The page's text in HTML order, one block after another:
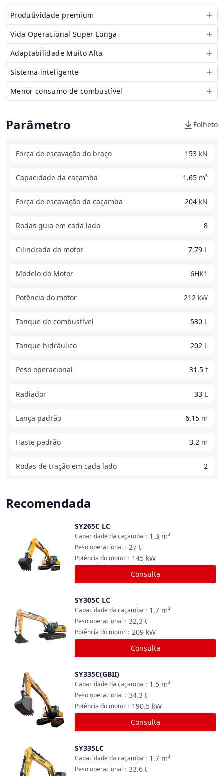
Produtividade premium
Vida Operacional Super Longa
Adaptabilidade Muito Alta
Sistema inteligente
Menor consumo de combustível
Parâmetro Folheto
Força de escavação do braço 153 kN
Capacidade da caçamba 1.65 m³
Força de escavação da caçamba 204 kN
Rodas guia em cada lado 8
Cilindrada do motor 7.79 L
Modelo do Motor 6HK1
Potência do motor 212 kW
Tanque de combustível 530 L
Tanque hidráulico 202 L
Peso operacional 31.5 t
Radiador 33 L
Lança padrão 6.15 m
Haste padrão 3.2 m
Rodas de tração em cada lado 2
Recomendada
SY265C LC
1,3 m³
Capacidade da caçamba ：
27 t
Peso operacional ：
145 kW
Potência do motor ：
Consulta
SY305C LC
1,7 m³
Capacidade da caçamba ：
32,3 t
Peso operacional ：
209 kW
Potência do motor ：
Consulta
Comparar
SY335C(GBII)
1.5 m³
Capacidade da caçamba ：
34.3 t
Peso operacional ：
190.5 kW
Potência do motor ：
Consulta
Comparar
SY335LC
1.7 m³
Capacidade da caçamba ：
33.6 t
Peso operacional ：